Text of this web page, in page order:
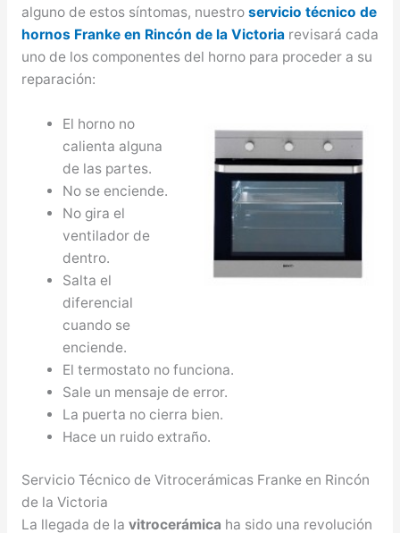
alguno de estos síntomas, nuestro servicio técnico de
hornos Franke en Rincón de la Victoriarevisará cada
uno de los componentes del horno para proceder a su
reparación:
El horno no
calienta alguna
de las partes.
No se enciende.
No gira el
ventilador de
dentro.
Salta el
diferencial
cuando se
enciende.
El termostato no funciona.
Sale un mensaje de error.
La puerta no cierra bien.
Hace un ruido extraño.
Servicio Técnico de Vitrocerámicas Franke en Rincón
de la Victoria
La llegada de la vitrocerámica ha sido una revolución